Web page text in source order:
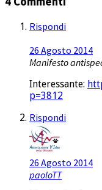
Rispondi
26 Agosto 2014
Manifesto
Interessante:
p=3812
Rispondi
26 Agosto 2014
paoloTT